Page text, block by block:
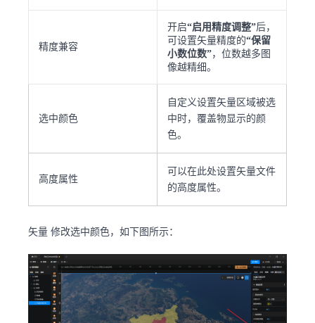
精度兼容
开启“启用精度调整”后，
可设置矢量精度的“保留
小数位数”，位数越多图
像越精细。
选中颜色
自定义设置矢量区域被选
中时，覆盖物显示的颜
色。
高度属性
可以在此处设置矢量文件
的高度属性。
矢量 修改选中颜色，如下图所示：